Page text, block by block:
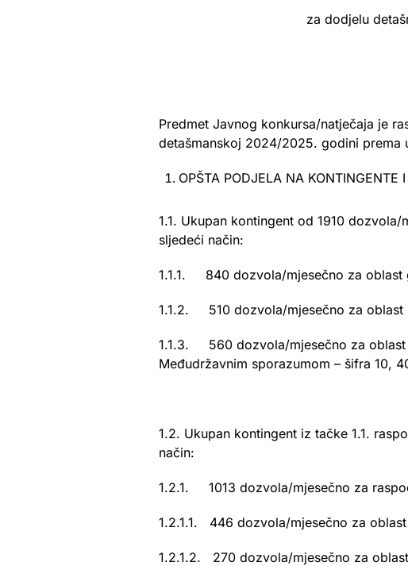
za dodjelu
Predmet Javnog konkursa/natječaja je
detašmanskoj 2024/2025. godini
OPŠTA PODJELA NA KONTINGENTE
1.1. Ukupan kontingent od 1910
sljedeći način:
1.1.1. 840 dozvola/mjesečno za oblast
1.1.2. 510 dozvola/mjesečno za oblast
1.1.3. 560 dozvola/mjesečno za oblast
Međudržavnim sporazumom – šifra 10,
1.2. Ukupan kontingent iz tačke 1.1.
način:
1.2.1. 1013 dozvola/mjesečno za
1.2.1.1. 446 dozvola/mjesečno za
1.2.1.2. 270 dozvola/mjesečno za